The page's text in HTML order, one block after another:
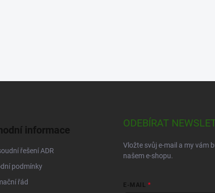
informace
řešení ADR
podmínky
řád
ODEBÍRAT
Vložte svůj e-mail a my vám
našem e-shopu.
E-MAIL